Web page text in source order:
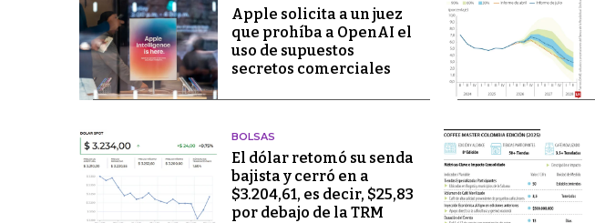
Apple solicita a un juez
que prohíba a OpenAI el
uso de supuestos
secretos comerciales
BOLSAS
El dólar retomó su senda
bajista y cerró en a
$3.204,61, es decir, $25,83
por debajo de la TRM